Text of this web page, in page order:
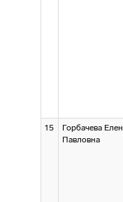
15
Горбачева
Павловна